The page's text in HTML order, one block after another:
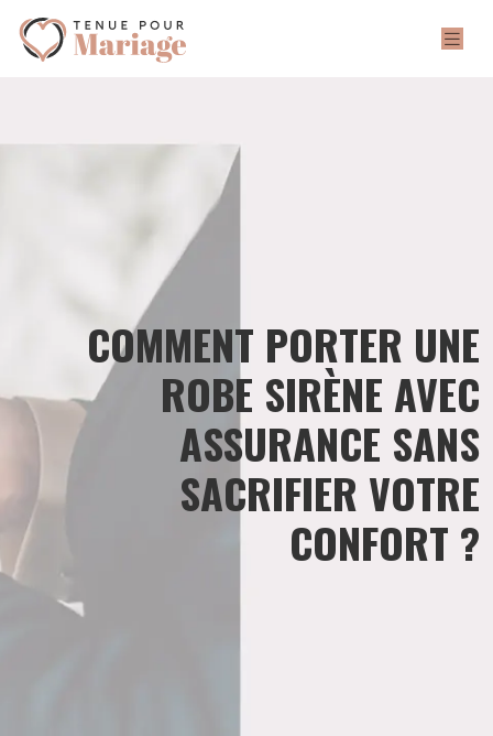
COMMENT PORTER UNE
ROBE SIRÈNE AVEC
ASSURANCE SANS
SACRIFIER VOTRE
CONFORT ?